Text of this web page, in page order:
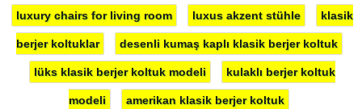
luxury chairs for living room luxus akzent stühle klasik
berjer koltuklar desenli kumaş kaplı klasik berjer koltuk
lüks klasik berjer koltuk modeli kulaklı berjer koltuk
modeli amerikan klasik berjer koltuk